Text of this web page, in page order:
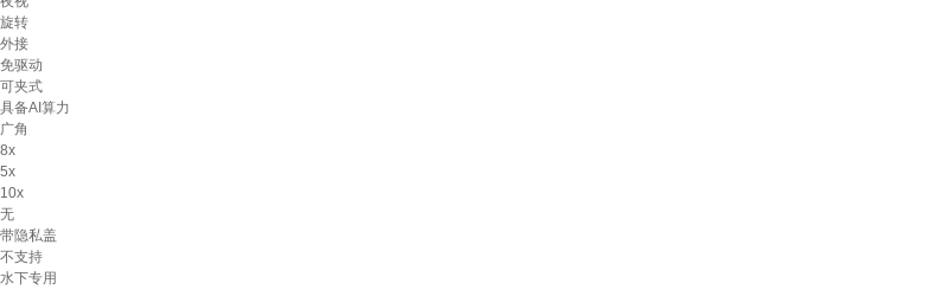
旋转
外接
免驱动
可夹式
具备AI算力
广角
8x
5x
10x
无
带隐私盖
不支持
水下专用